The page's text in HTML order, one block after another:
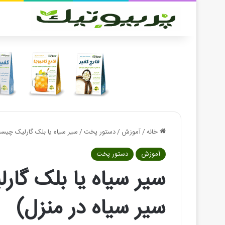
خانه/آموزش /دستور پخت /سیر سیاه یا بلک گارلیک
آموزش
دستور پخت
سیر سیاه یا بلک
سیر سیاه در منزل)